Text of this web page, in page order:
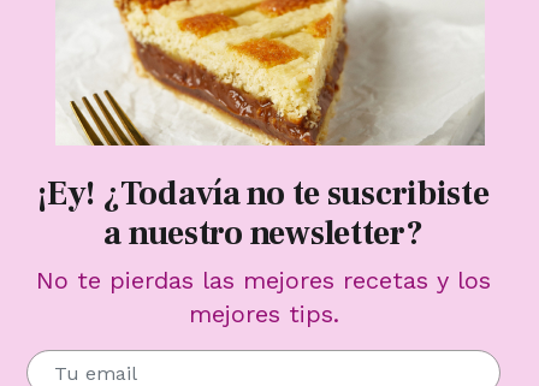
¡Ey! ¿Todavía no te suscribiste
a nuestro newsletter?
No te pierdas las mejores recetas y los
mejores tips.